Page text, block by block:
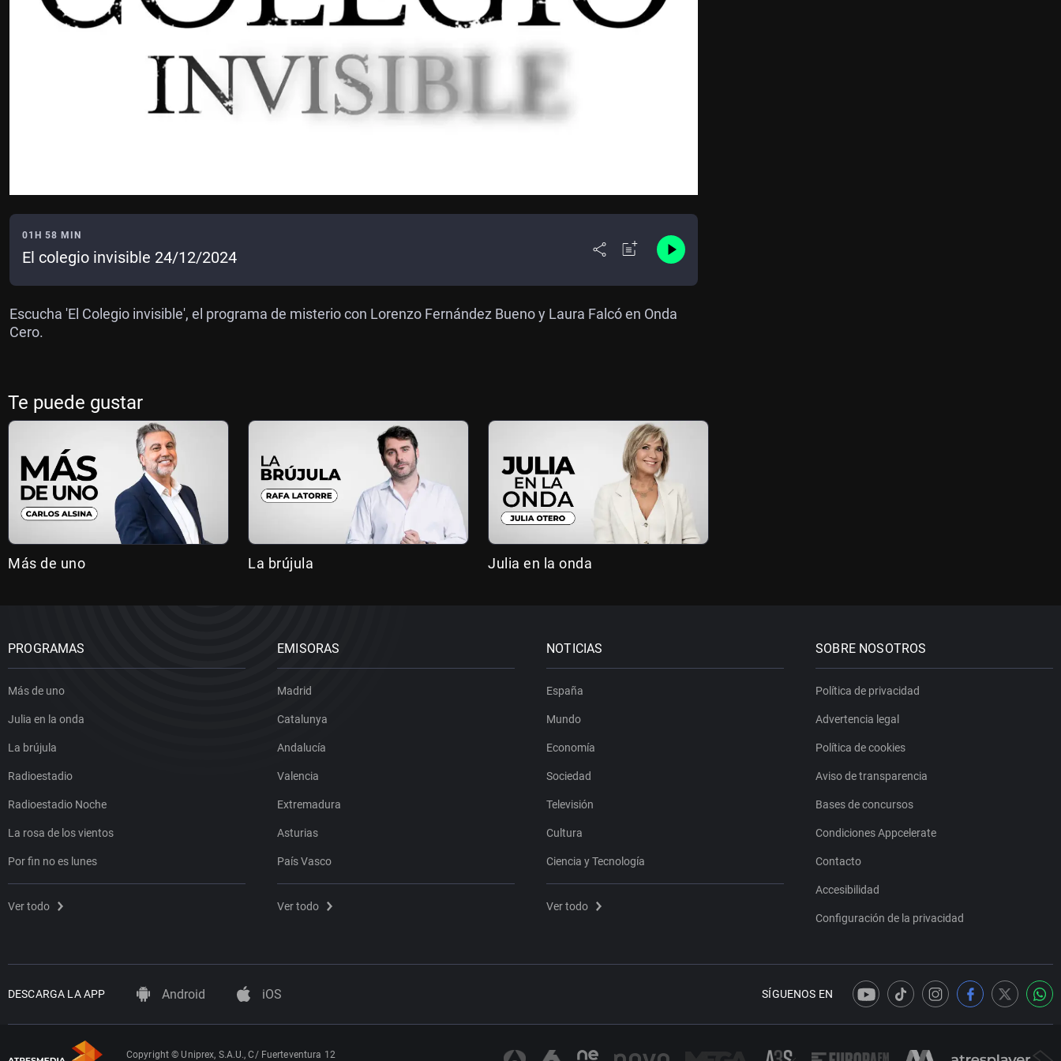
01H 58 MIN
El colegio invisible 24/12/2024
Escucha 'El Colegio invisible', el programa de misterio con Lorenzo Fernández Bueno y Laura Falcó en Onda
Cero.
Te puede gustar
Más de uno La brújula Julia en la onda
PROGRAMAS
Más de uno
Julia en la onda
La brújula
Radioestadio
Radioestadio Noche
La rosa de los vientos
Por fin no es lunes
Ver todo
EMISORAS
Madrid
Catalunya
Andalucía
Valencia
Extremadura
Asturias
País Vasco
Ver todo
NOTICIAS
España
Mundo
Economía
Sociedad
Televisión
Cultura
Ciencia y Tecnología
Ver todo
SOBRE NOSOTROS
Política de privacidad
Advertencia legal
Política de cookies
Aviso de transparencia
Bases de concursos
Condiciones Appcelerate
Contacto
Accesibilidad
Configuración de la privacidad
DESCARGA LA APP Android iOS SÍGUENOS EN
Copyright © Uniprex, S.A.U., C/ Fuerteventura 12